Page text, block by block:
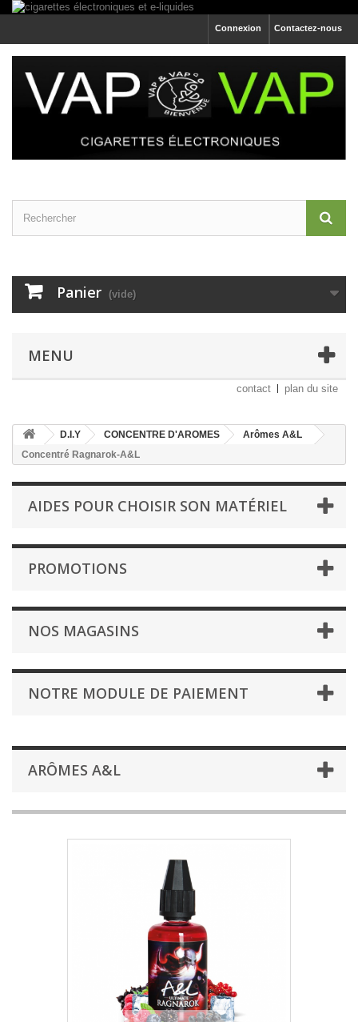
Contactez-nous
Connexion
Panier (vide)
MENU
contact plan du site
D.I.Y CONCENTRE D'AROMES
Arômes A&L
Concentré Ragnarok-A&L
AIDES POUR CHOISIR SON MATÉRIEL
PROMOTIONS
NOS MAGASINS
NOTRE MODULE DE PAIEMENT
ARÔMES A&L